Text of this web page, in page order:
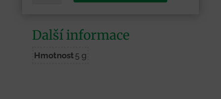
Žinkov
množství
Další informace
Hmotnost 5 g